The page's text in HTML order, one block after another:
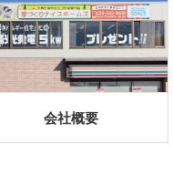
ない。
様に人生設計を狂わすよう
で尽くすという気持ちを